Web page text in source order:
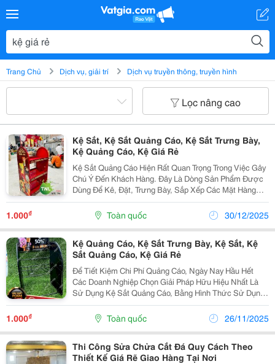
Trang Chủ Dịch vụ, giải trí Dịch vụ truyền thông, truyền hình
Lọc nâng cao
Kệ Sắt, Kệ Sắt Quảng Cáo, Kệ Sắt Trưng Bày,
Kệ Quảng Cáo, Kệ Giá Rẻ
Kệ Sắt Quảng Cáo Hiện Rất Quan Trọng Trong Việc Gây
Chú Ý Đến Khách Hàng. Đây Là Dòng Sản Phẩm Được
Dùng Để Kê, Đặt, Trưng Bày, Sắp Xếp Các Mặt Hàng
Đang Bán Với Mục Đích Quảng Cáo, Giới Thiệu Tới
Khách Hàng. Với Một Kệ Sắt Quảng Cáo Dành Riêng
1.000₫ Toàn quốc 30/12/2025
Kệ Quảng Cáo, Kệ Sắt Trưng Bày, Kệ Sắt, Kệ
Sắt Quảng Cáo, Kệ Giá Rẻ
Để Tiết Kiệm Chi Phí Quảng Cáo, Ngày Nay Hầu Hết
Các Doanh Nghiệp Chọn Giải Pháp Hữu Hiệu Nhất Là
Sử Dụng Kệ Sắt Quảng Cáo, Bằng Hình Thức Sử Dụng
Kệ Sắt Quảng Cáo Những Sản Phẩm Mới Của Doanh
Nghiệp Sẽ Được Được Đông Đảo Khách Hàng Tiềm
Năng Biết...
1.000₫ Toàn quốc 26/11/2025
Thi Công Sửa Chửa Cắt Đá Quy Cách Theo
Thiết Kế Giá Rẽ Giao Hàng Tại Nơi